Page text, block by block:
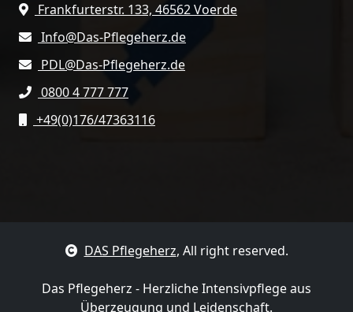
Frankfurterstr. 133, 46562 Voerde
Info@Das-Pflegeherz.de
PDL@Das-Pflegeherz.de
0800 4 777 777
+49(0)176/47363116
DAS Pflegeherz, All right reserved.
Das Pflegeherz - Herzliche Intensivpflege aus
Überzeugung und Leidenschaft.